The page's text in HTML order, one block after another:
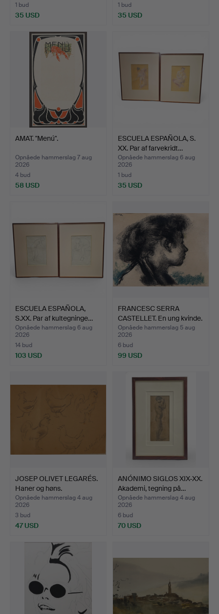
1 bud
35 USD
1 bud
35 USD
AMAT. "Menú".
Opnåede hammerslag 7 aug
2026
4 bud
58 USD
ESCUELA ESPAÑOLA, S.
XX. Par af farvekridt…
Opnåede hammerslag 6 aug
2026
1 bud
35 USD
ESCUELA ESPAÑOLA,
S.XX. Par af kultegninge…
Opnåede hammerslag 6 aug
2026
14 bud
103 USD
FRANCESC SERRA
CASTELLET. En ung kvinde.
Opnåede hammerslag 5 aug
2026
6 bud
99 USD
JOSEP OLIVET LEGARÉS.
Haner og høns.
Opnåede hammerslag 4 aug
2026
3 bud
47 USD
ANÓNIMO SIGLOS XIX-XX.
Akademi, tegning på…
Opnåede hammerslag 4 aug
2026
6 bud
70 USD